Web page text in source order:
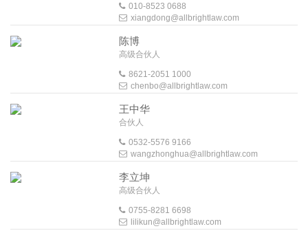
010-8523 0688
xiangdong@allbrightlaw.com
陈博
高级合伙人
8621-2051 1000
chenbo@allbrightlaw.com
王中华
合伙人
0532-5576 9166
wangzhonghua@allbrightlaw.com
李立坤
高级合伙人
0755-8281 6698
lilikun@allbrightlaw.com